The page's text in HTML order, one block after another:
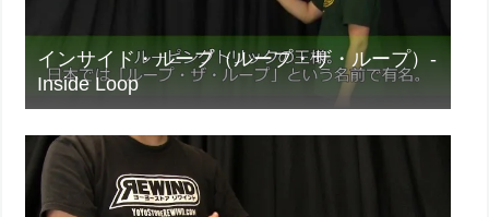
インサイド・ループ（ループ・ザ・ループ）-
Inside Loop